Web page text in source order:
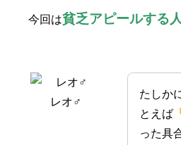
今回は貧乏アピールする
レオ♂
たしか
とえば
った具